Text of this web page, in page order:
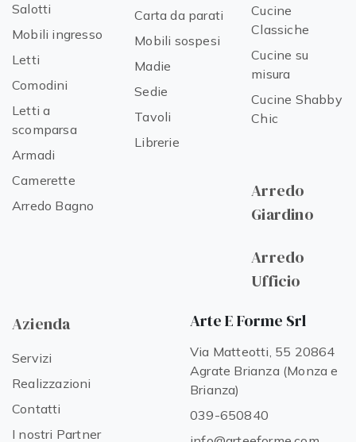
Salotti
Mobili ingresso
Letti
Comodini
Letti a
scomparsa
Armadi
Camerette
Arredo Bagno
Carta da parati
Mobili sospesi
Madie
Sedie
Tavoli
Librerie
Cucine
Classiche
Cucine su
misura
Cucine Shabby
Chic
Arredo
Giardino
Arredo
Ufficio
Azienda
Servizi
Realizzazioni
Contatti
I nostri Partner
Arte E Forme Srl
Via Matteotti, 55 20864
Agrate Brianza (Monza e
Brianza)
039-650840